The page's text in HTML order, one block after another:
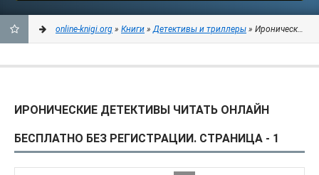
ЗАКЛАДКИ
online-knigi.org » Книги »Детективы и триллеры » Иронические детективы
ИРОНИЧЕСКИЕ ДЕТЕКТИВЫ ЧИТАТЬ ОНЛАЙН
БЕСПЛАТНО БЕЗ РЕГИСТРАЦИИ. СТРАНИЦА - 1